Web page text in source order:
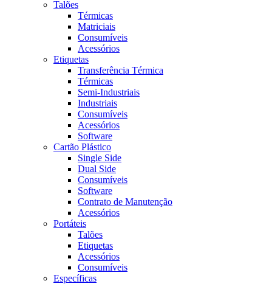
Talões
Térmicas
Matriciais
Consumíveis
Acessórios
Etiquetas
Transferência Térmica
Térmicas
Semi-Industriais
Industriais
Consumíveis
Acessórios
Software
Cartão Plástico
Single Side
Dual Side
Consumíveis
Software
Contrato de Manutenção
Acessórios
Portáteis
Talões
Etiquetas
Acessórios
Consumíveis
Específicas